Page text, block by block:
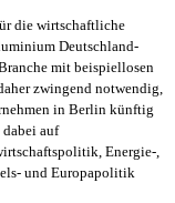
die wirtschaftliche
Deutschland-
mit beispiellosen
zwingend notwendig,
in Berlin künftig
auf
Energie-,
und Europapolitik